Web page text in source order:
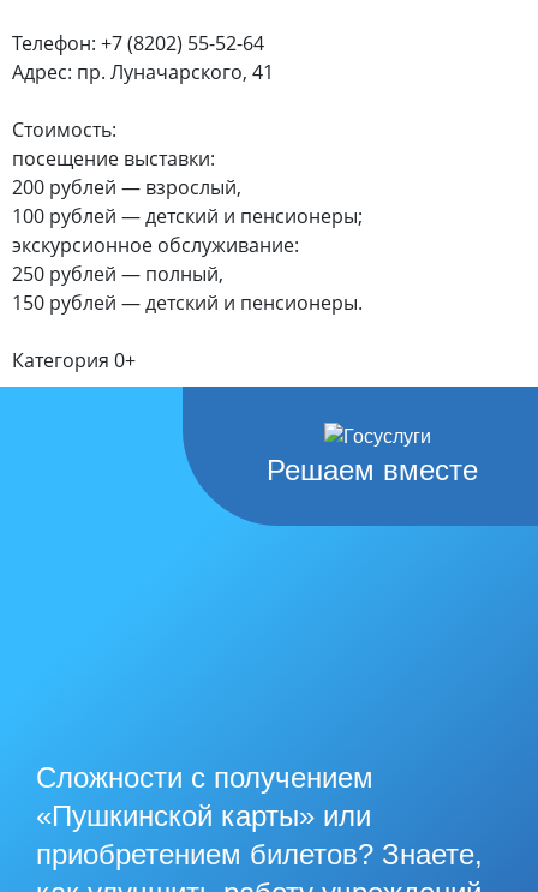
Телефон: +7 (8202) 55-52-64
Адрес: пр. Луначарского, 41
Стоимость:
посещение выставки:
200 рублей — взрослый,
100 рублей — детский и пенсионеры;
экскурсионное обслуживание:
250 рублей — полный,
150 рублей — детский и пенсионеры.
Категория 0+
Решаем вместе
Сложности с получением
«Пушкинской карты» или
приобретением билетов? Знаете,